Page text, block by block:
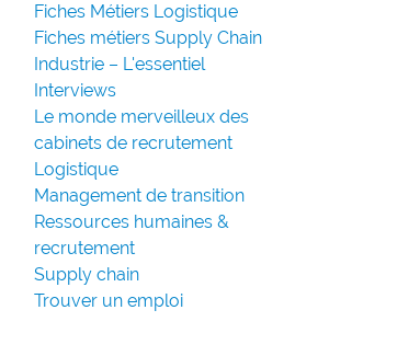
Fiches Métiers Logistique
Fiches métiers Supply Chain
Industrie – L'essentiel
Interviews
Le monde merveilleux des
cabinets de recrutement
Logistique
Management de transition
Ressources humaines &
recrutement
Supply chain
Trouver un emploi